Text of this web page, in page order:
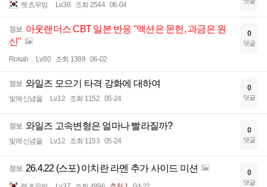
렛츠무빙 Lv.38 조회 2544 06-04
정보 아웃랜더스 CBT 일본 반응 "액션은 몬헌, 과금은 원
신"
Rokah Lv.80 조회 1389 06-02
0
댓글
정보 와일즈 모으기 타격 강화에 대하여
빛에신념을 Lv.12 조회 1152 05-24
0
댓글
정보 와일즈 고속변형은 얼마나 빨라질까?
빛에신념을 Lv.12 조회 1153 05-24
0
댓글
정보 26.4.22 (스포) 이치란 라멘 추가 사이드 미션 0
댓글